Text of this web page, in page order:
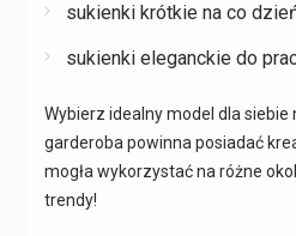
sukienki krótkie na co
sukienki eleganckie do
Wybierz idealny model dla siebie
garderoba powinna posiadać
mogła wykorzystać na różne
trendy!